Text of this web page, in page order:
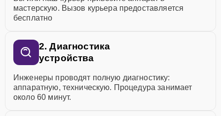
мастерскую. Вызов курьера предоставляется
бесплатно
2. Диагностика
устройства
Инженеры проводят полную диагностику:
аппаратную, техническую. Процедура занимает
около 60 минут.